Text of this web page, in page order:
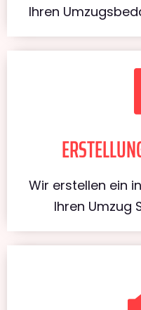
Ihren
Wir erstellen ein
Ihren Umzug